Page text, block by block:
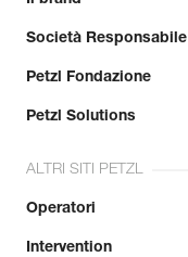
Società Responsabile
Petzl Fondazione
Petzl Solutions
ALTRI SITI PETZL
Operatori
Intervention